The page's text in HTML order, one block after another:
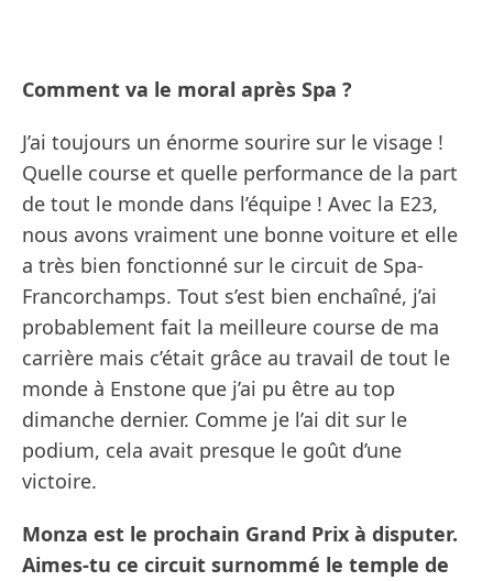
Comment va le moral après Spa ?
J’ai toujours un énorme sourire sur le visage !
Quelle course et quelle performance de la part
de tout le monde dans l’équipe ! Avec la E23,
nous avons vraiment une bonne voiture et elle
a très bien fonctionné sur le circuit de Spa-
Francorchamps. Tout s’est bien enchaîné, j’ai
probablement fait la meilleure course de ma
carrière mais c’était grâce au travail de tout le
monde à Enstone que j’ai pu être au top
dimanche dernier. Comme je l’ai dit sur le
podium, cela avait presque le goût d’une
victoire.
Monza est le prochain Grand Prix à disputer.
Aimes-tu ce circuit surnommé le temple de